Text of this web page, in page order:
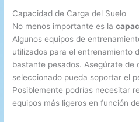
Capacidad de Carga del Suelo
No menos importante es la
Algunos equipos de
utilizados para el entrenamiento
bastante pesados. Asegúrate de
seleccionado pueda soportar el
Posiblemente podrías necesitar
equipos más ligeros en función